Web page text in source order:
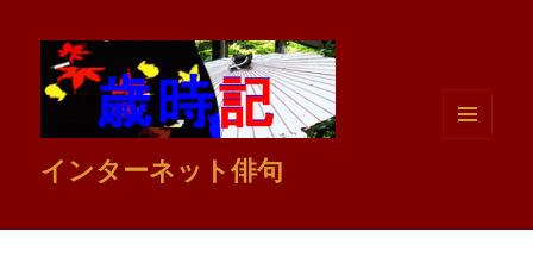
インターネット俳句